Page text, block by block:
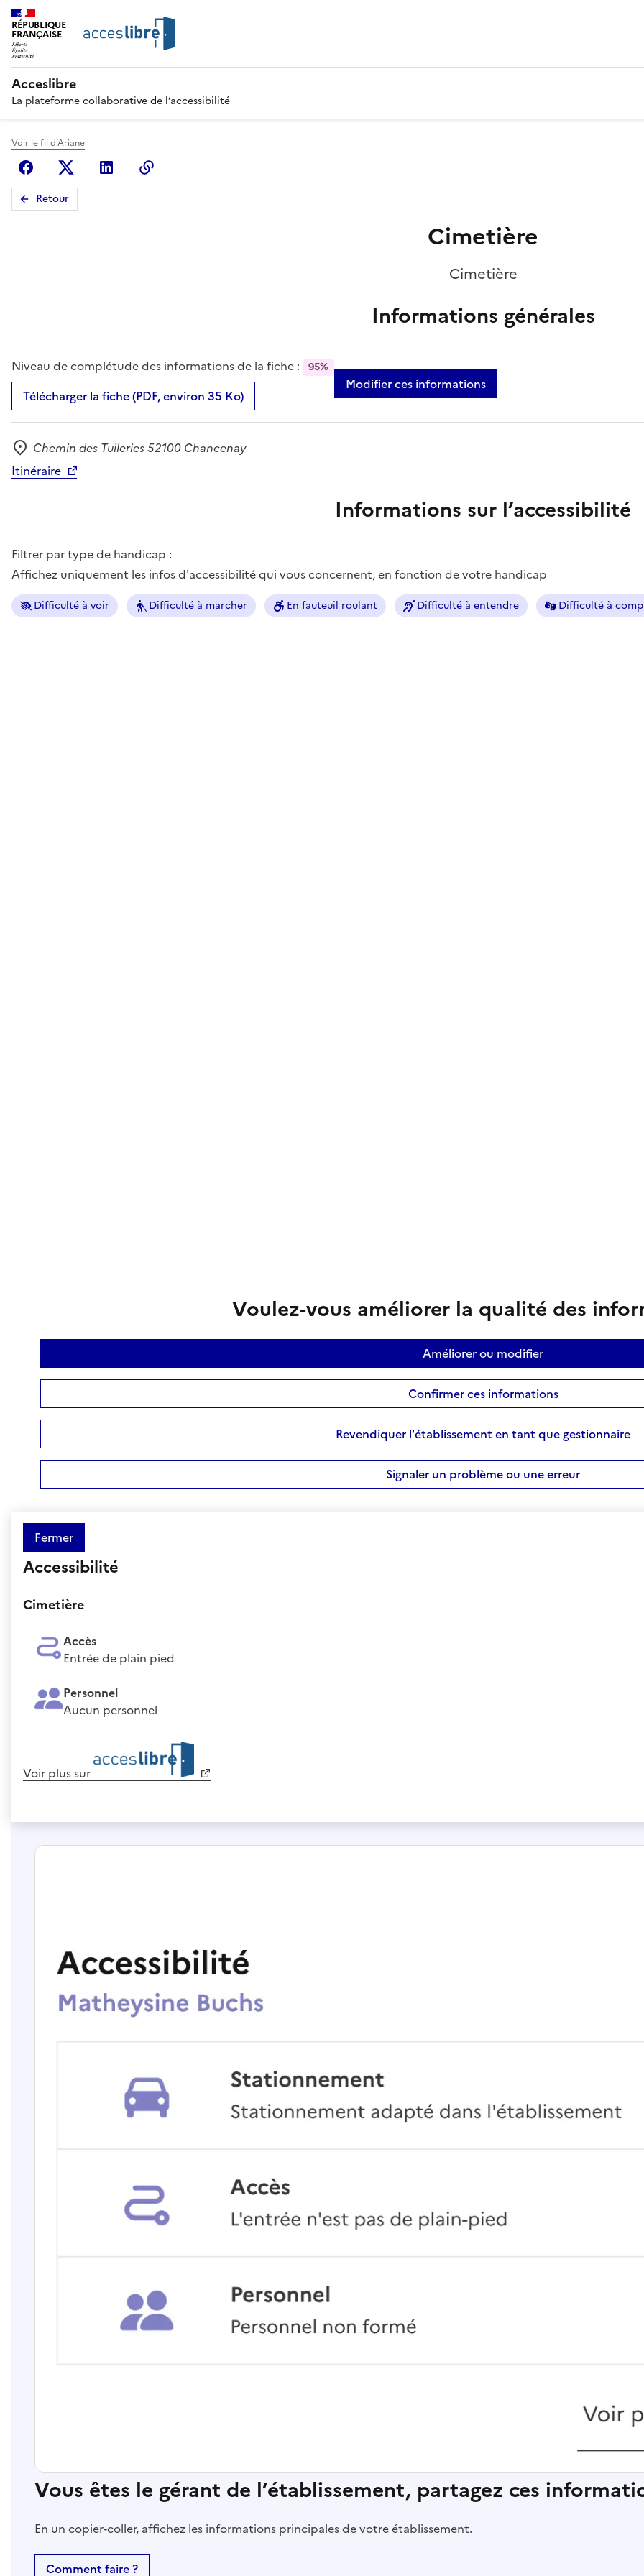
RÉPUBLIQUE
FRANÇAISE
Acceslibre
La plateforme collaborative de l’accessibilité
Voir le fil d'Ariane
FacebookX (anciennement Twitter)
Linkedin
Retour
Cimetière
Cimetière
Informations générales
Niveau de complétude des informations de la fiche : 95%
Télécharger la fiche (PDF, environ 35 Ko)
Modifier ces informations
Adresse
Chemin des Tuileries 52100 Chancenay
Itinéraire
Informations sur l’accessibilité
Filtrer par type de handicap :
Affichez uniquement les infos d'accessibilité qui vous concernent, en fonction de votre handicap
Difficulté à voir Difficulté à marcher En fauteuil roulant Difficulté à entendre Difficulté à
Voulez-vous améliorer la qualité des
Améliorer ou modifier
Confirmer ces informations
Revendiquer l'établissement en tant que gestionnaire
Signaler un problème ou une erreur
Fermer
Accessibilité
Cimetière
Accès
Entrée de plain pied
Personnel
Aucun personnel
Voir plus sur
Vous êtes le gérant de l’établissement, partagez ces
En un copier-coller, affichez les informations principales de votre établissement.
Comment faire ?